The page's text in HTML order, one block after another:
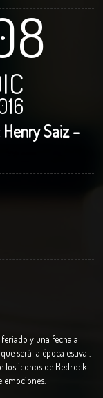
Saiz –
y una fecha a
será la época estival.
los iconos de Bedrock
emociones.